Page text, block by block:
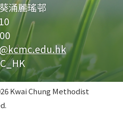
涌麗瑤邨
Kwai Chung Methodist